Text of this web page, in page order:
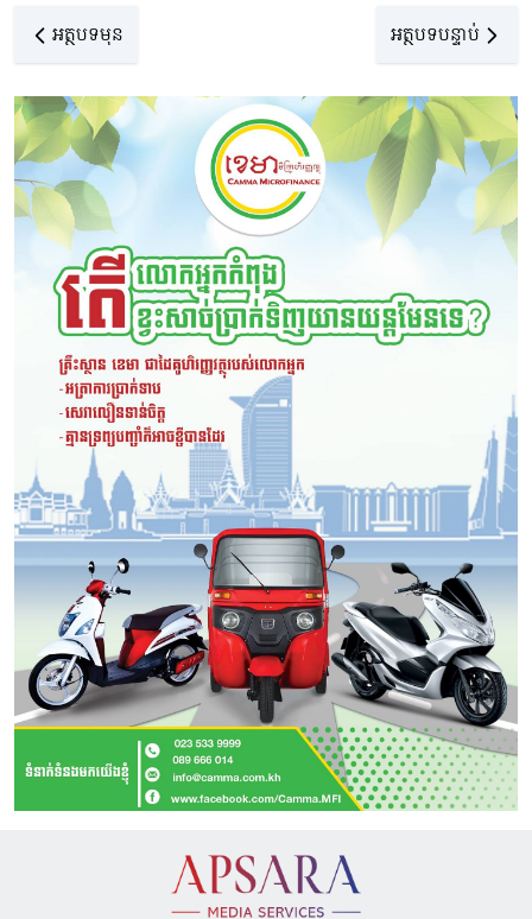
អត្ថបទមុន អត្ថបទបន្ទាប់